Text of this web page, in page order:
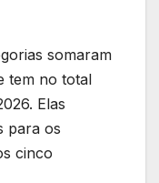
somaram
tem no total
Elas
para os
cinco